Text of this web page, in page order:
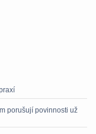
porušují povinnosti už